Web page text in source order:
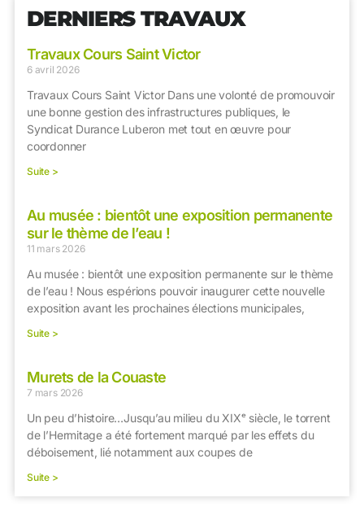
DERNIERS TRAVAUX
Travaux Cours Saint Victor
6 avril 2026
Travaux Cours Saint Victor Dans une volonté de promouvoir
une bonne gestion des infrastructures publiques, le
Syndicat Durance Luberon met tout en œuvre pour
coordonner
Suite >
Au musée : bientôt une exposition permanente
sur le thème de l’eau !
11 mars 2026
Au musée : bientôt une exposition permanente sur le thème
de l’eau ! Nous espérions pouvoir inaugurer cette nouvelle
exposition avant les prochaines élections municipales,
Suite >
Murets de la Couaste
7 mars 2026
Un peu d’histoire…Jusqu’au milieu du XIXᵉ siècle, le torrent
de l’Hermitage a été fortement marqué par les effets du
déboisement, lié notamment aux coupes de
Suite >